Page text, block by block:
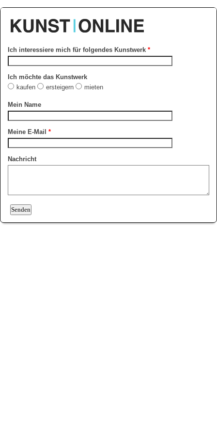
Ich interessiere mich für folgendes Kunstwerk *
Ich möchte das Kunstwerk
kaufen
ersteigern mieten
Mein Name
Meine E-Mail *
Nachricht